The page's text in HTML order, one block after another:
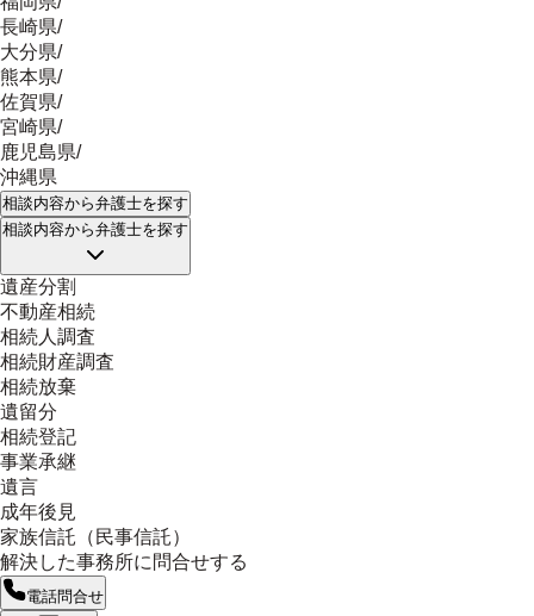
長崎県/
大分県/
熊本県/
佐賀県/
宮崎県/
鹿児島県/
沖縄県
相談内容から弁護士を探す
相談内容から弁護士を探す
遺産分割
不動産相続
相続人調査
相続財産調査
相続放棄
遺留分
相続登記
事業承継
遺言
成年後見
家族信託（民事信託）
解決した事務所に問合せする
電話問合せ